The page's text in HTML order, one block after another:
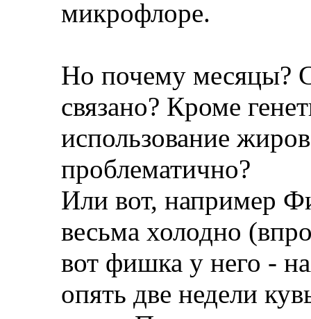
микрофлоре.
Но почему месяцы?
связано? Кроме
использование
проблематично?
Или вот, например
весьма холодно
вот фишка у него -
опять две недели